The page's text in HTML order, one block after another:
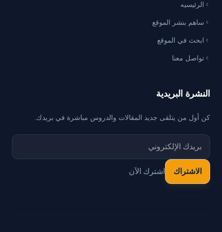
الرئيسيه
ساهم بنشر الموقع
ابحث في الموقع
تواصل معنا
النشرة البريدية
كن أول من يتلقى جديد المقالات والدروس مباشرة في بريدك.
اشترك الآن